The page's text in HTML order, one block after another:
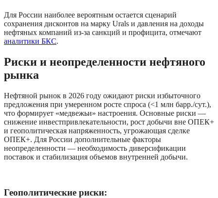
Для России наиболее вероятным остается сценарий
сохранения дисконтов на марку Urals и давления на доходы
аналитики БКС.
Риски и неопределенности нефтяного
рынка
Нефтяной рынок в 2026 году ожидают риски избыточного
предложения при умеренном росте спроса (<1 млн барр./сут.),
что формирует «медвежьи» настроения. Основные риски —
снижение инвестпривлекательности, рост добычи вне ОПЕК+
и геополитическая напряженность, угрожающая сделке
ОПЕК+. Для России дополнительные факторы
неопределенности — необходимость диверсификации
поставок и стабилизация объемов внутренней добычи.
Геополитические риски: